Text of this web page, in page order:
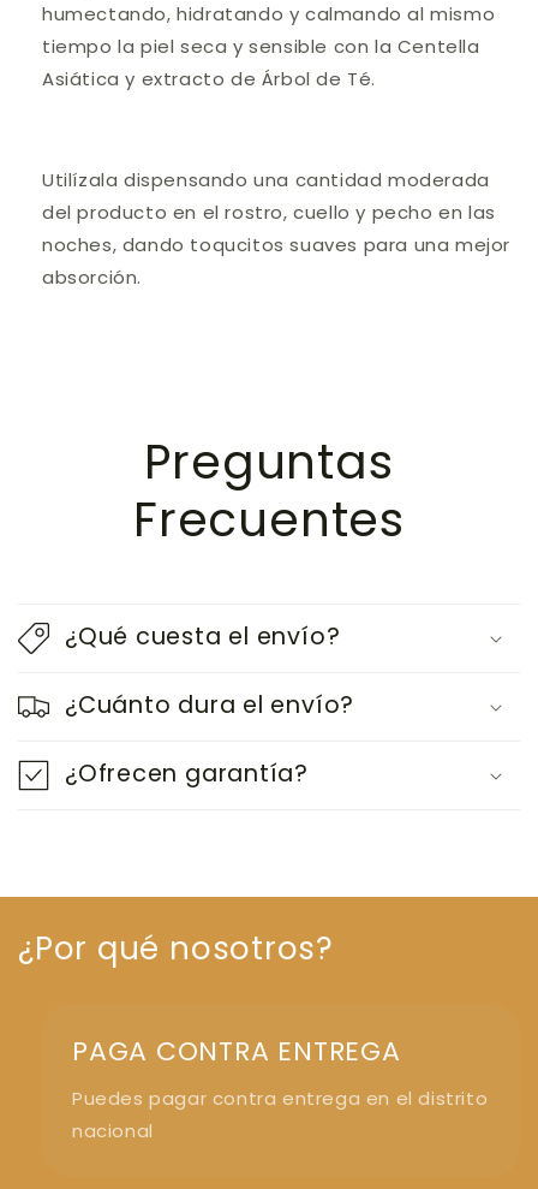
humectando, hidratando y calmando al mismo
tiempo la piel seca y sensible con la Centella
Asiática y extracto de Árbol de Té.
Utilízala dispensando una cantidad moderada
del producto en el rostro, cuello y pecho en las
noches, dando toqucitos suaves para una mejor
absorción.
Preguntas
Frecuentes
¿Qué cuesta el envío?
¿Cuánto dura el envío?
¿Ofrecen garantía?
¿Por qué nosotros?
PAGA CONTRA ENTREGA
Puedes pagar contra entrega en el distrito
nacional